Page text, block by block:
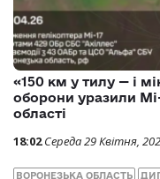
«150 км у тилу — і
оборони уразили
області
18:02 Середа 29 Квітня,
ВОРОНЕЗЬКА ОБЛАСТЬ